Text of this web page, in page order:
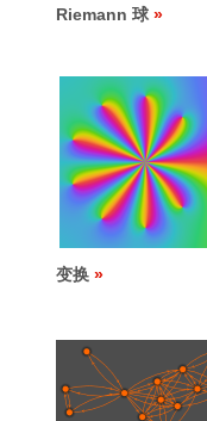
Riemann 球
变换